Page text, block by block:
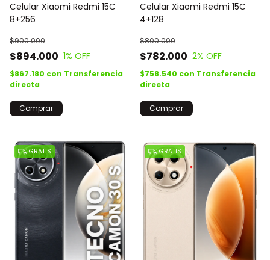
Celular Xiaomi Redmi 15C
8+256
$894.000
$900.000
1% OFF
$867.180 con Transferencia
directa
Comprar
Celular Xiaomi Redmi 15C
4+128
$782.000
$800.000
2% OFF
$758.540 con Transferencia
directa
Comprar
GRATIS GRATIS